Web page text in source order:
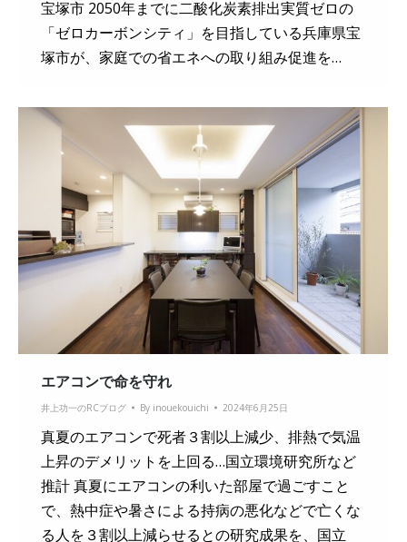
宝塚市 2050年までに二酸化炭素排出実質ゼロの
「ゼロカーボンシティ」を目指している兵庫県宝
塚市が、家庭での省エネへの取り組み促進を…
エアコンで命を守れ
井上功一のRCブログ By inouekouichi 2024年6月25日
真夏のエアコンで死者３割以上減少、排熱で気温
上昇のデメリットを上回る…国立環境研究所など
推計 真夏にエアコンの利いた部屋で過ごすこと
で、熱中症や暑さによる持病の悪化などで亡くな
る人を３割以上減らせるとの研究成果を、国立